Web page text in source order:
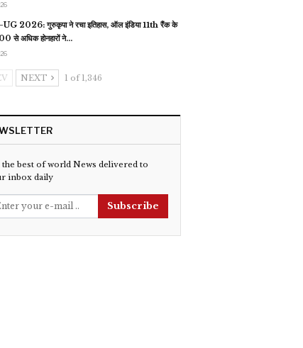
2026: गुरुकृपा ने रचा इतिहास, ऑल इंडिया 11th रैंक के
से अधिक होनहारों ने…
NEXT 1 of 1,346
the best of world News delivered to
inbox daily
Subscribe